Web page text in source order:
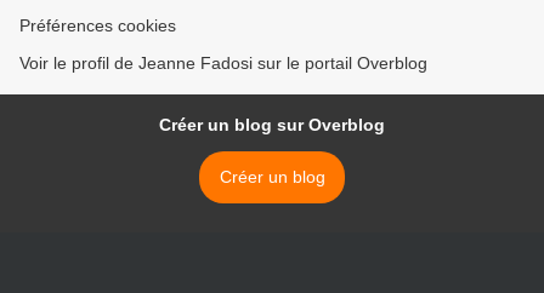
Préférences cookies
Voir le profil de Jeanne Fadosi sur le portail Overblog
Créer un blog sur Overblog
Créer un blog